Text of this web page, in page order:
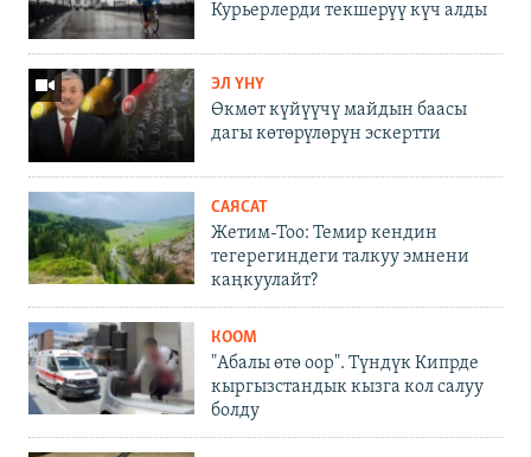
Курьерлерди текшерүү күч алды
ЭЛ ҮНҮ
Өкмөт күйүүчү майдын баасы
дагы көтөрүлөрүн эскертти
САЯСАТ
Жетим-Тоо: Темир кендин
тегерегиндеги талкуу эмнени
каңкуулайт?
КООМ
"Абалы өтө оор". Түндүк Кипрде
кыргызстандык кызга кол салуу
болду